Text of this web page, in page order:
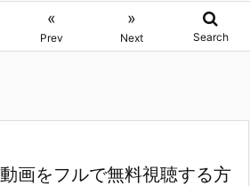
«
Prev
»
Next Search
画をフルで無料視聴する方